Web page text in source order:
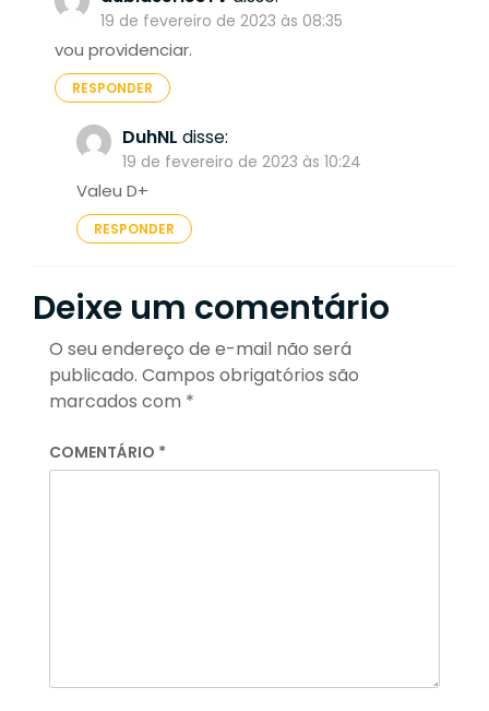
19 de fevereiro de 2023 às 08:35
vou providenciar.
RESPONDER
DuhNL disse:
19 de fevereiro de 2023 às 10:24
Valeu D+
RESPONDER
Deixe um comentário
O seu endereço de e-mail não será
publicado. Campos obrigatórios são
marcados com *
COMENTÁRIO *